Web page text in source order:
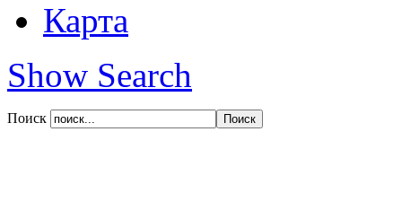
Карта
Show Search
Поиск